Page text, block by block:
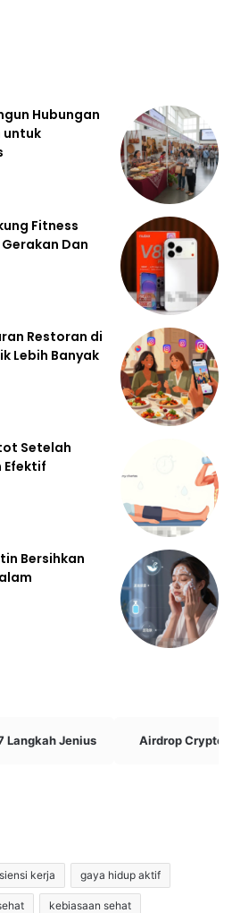
Hubungan
untuk
Fitness
Dan
Restoran di
Lebih Banyak
Setelah
Efektif
Bersihkan
Langkah Jenius Airdrop Crypto
kerja gaya hidup aktif
kebiasaan sehat